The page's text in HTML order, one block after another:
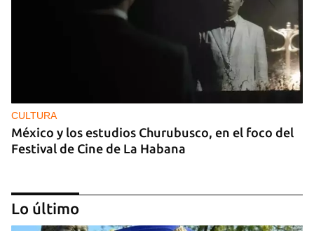
CULTURA
México y los estudios Churubusco, en el foco del
Festival de Cine de La Habana
Lo último